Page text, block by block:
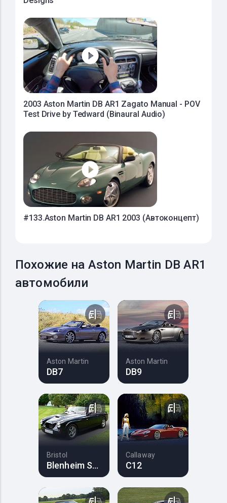
2003 Aston Martin DB AR1 Zagato Manual - POV
Test Drive by Tedward (Binaural Audio)
#133.Aston Martin DB AR1 2003 (Автоконцепт)
Похожие на Aston Martin DB AR1
автомобили
Aston Martin
DB7
Aston Martin
DB9
Bristol
Blenheim Speedster
Callaway
C12